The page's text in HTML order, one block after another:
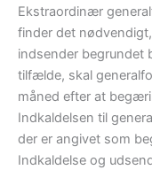
Ekstraordinær
finder det
indsender
tilfælde, skal
måned efter at
Indkaldelsen til
der er angivet som
Indkaldelse og